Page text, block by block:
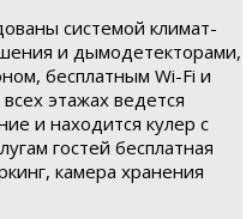
системой климат-
и дымодетекторами,
бесплатным Wi-Fi и
этажах ведется
и находится кулер с
гостей бесплатная
камера хранения